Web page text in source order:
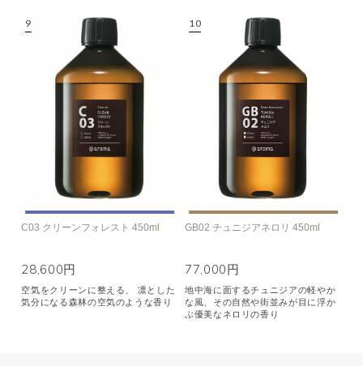
C03 クリーンフォレスト 450ml
28,600円
空気をクリーンに整える、 凛とした
気分になる森林の空気のような香り
GB02 チュニジアネロリ 450ml
77,000円
地中海に面するチュニジアの軽やか
な風、その自然や街並みが目に浮か
ぶ優美なネロリの香り